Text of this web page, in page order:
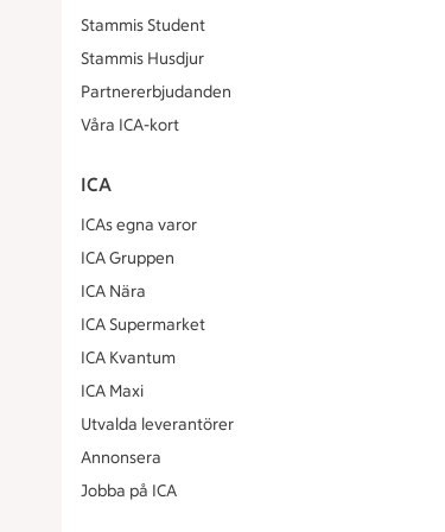
Stammis Student
Stammis Husdjur
Partnererbjudanden
Våra ICA-kort
ICA
ICAs egna varor
ICA Gruppen
ICA Nära
ICA Supermarket
ICA Kvantum
ICA Maxi
Utvalda leverantörer
Annonsera
Jobba på ICA